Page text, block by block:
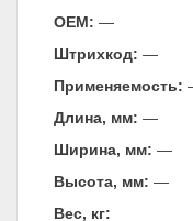
ОЕМ: —
Штрихкод: —
Применяемость:
Длина, мм: —
Ширина, мм: —
Высота, мм: —
Вес, кг: